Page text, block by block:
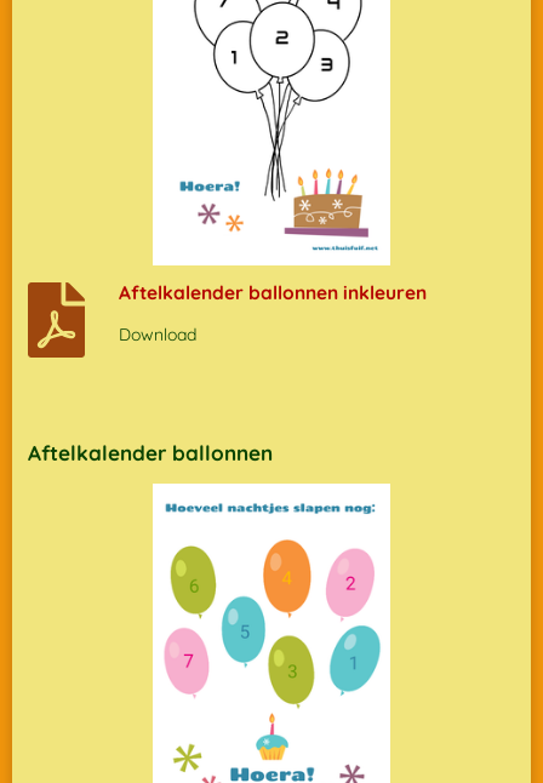
Aftelkalender ballonnen inkleuren
Download
Aftelkalender ballonnen